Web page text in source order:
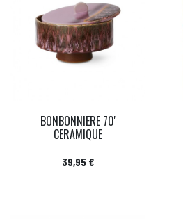
BONBONNIERE 70'
CERAMIQUE
Prix
39,95 €